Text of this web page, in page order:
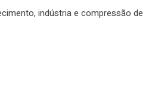
indústria e compressão de